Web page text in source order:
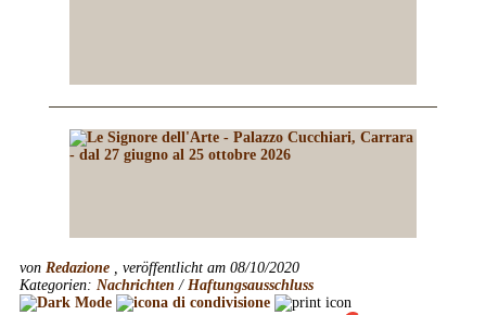
von Redazione , veröffentlicht am 08/10/2020
Kategorien: Nachrichten/ Haftungsausschluss